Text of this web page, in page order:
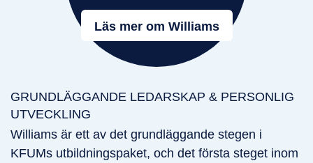
Läs mer om Williams
GRUNDLÄGGANDE LEDARSKAP & PERSONLIG
UTVECKLING
Williams är ett av det grundläggande stegen i
KFUMs utbildningspaket, och det första steget inom